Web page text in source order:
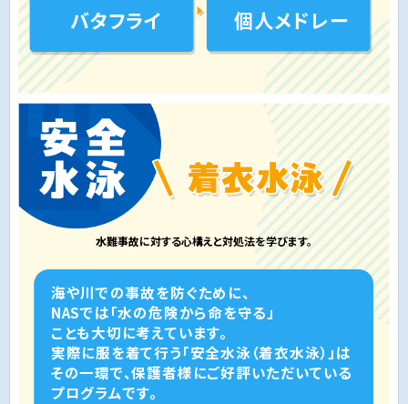
バタフライ 個人メドレー
水難事故に対する心構えと対処法を学びます。
海や川での事故を防ぐために、
NASでは「水の危険から命を守る」
ことも大切に考えています。
実際に服を着て行う「安全水泳（着衣水泳）」は
その一環で、保護者様にご好評いただいている
プログラムです。